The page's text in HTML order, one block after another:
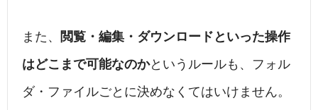
また、 閲覧・編集・ダウンロードといった操作
はどこまで可能なのかというルールも、フォル
ダ・ファイルごとに決めなくてはいけません。